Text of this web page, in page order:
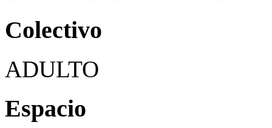
Colectivo
ADULTO
Espacio